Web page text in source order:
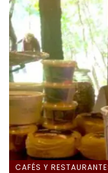
CAFÉS Y